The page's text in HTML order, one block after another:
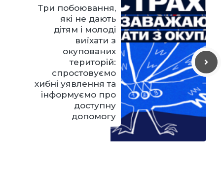
Три побоювання,
які не дають
дітям і молоді
виїхати з
окупованих
територій:
спростовуємо
хибні уявлення та
інформуємо про
доступну
допомогу